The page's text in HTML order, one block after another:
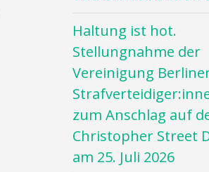
Haltung ist hot.
Stellungnahme der
Vereinigung
zum Anschlag auf
Christopher Street
am 25. Juli 2026